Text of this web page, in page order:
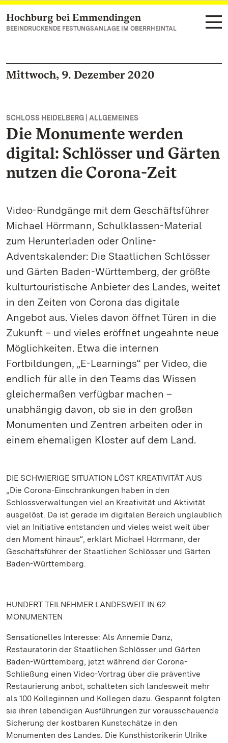
Zum Hauptinhalt springen
Hochburg bei Emmendingen
BEEINDRUCKENDE FESTUNGSANLAGE IM OBERRHEINTAL
Mittwoch, 9. Dezember 2020
SCHLOSS HEIDELBERG | ALLGEMEINES
Die Monumente werden
digital: Schlösser und Gärten
nutzen die Corona-Zeit
Video-Rundgänge mit dem Geschäftsführer
Michael Hörrmann, Schulklassen-Material
zum Herunterladen oder Online-
Adventskalender: Die Staatlichen Schlösser
und Gärten Baden-Württemberg, der größte
kulturtouristische Anbieter des Landes, weitet
in den Zeiten von Corona das digitale
Angebot aus. Vieles davon öffnet Türen in die
Zukunft – und vieles eröffnet ungeahnte neue
Möglichkeiten. Etwa die internen
Fortbildungen, „E-Learnings“ per Video, die
endlich für alle in den Teams das Wissen
gleichermaßen verfügbar machen –
unabhängig davon, ob sie in den großen
Monumenten und Zentren arbeiten oder in
einem ehemaligen Kloster auf dem Land.
DIE SCHWIERIGE SITUATION LÖST KREATIVITÄT AUS
„Die Corona-Einschränkungen haben in den
Schlossverwaltungen viel an Kreativität und Aktivität
ausgelöst. Da ist gerade im digitalen Bereich unglaublich
viel an Initiative entstanden und vieles weist weit über
den Moment hinaus“, erklärt Michael Hörrmann, der
Geschäftsführer der Staatlichen Schlösser und Gärten
Baden-Württemberg.
HUNDERT TEILNEHMER LANDESWEIT IN 62
MONUMENTEN
Sensationelles Interesse: Als Annemie Danz,
Restauratorin der Staatlichen Schlösser und Gärten
Baden-Württemberg, jetzt während der Corona-
Schließung einen Video-Vortrag über die präventive
Restaurierung anbot, schalteten sich landesweit mehr
als 100 Kolleginnen und Kollegen dazu. Gespannt folgten
sie ihren lebendigen Ausführungen zur vorausschauende
Sicherung der kostbaren Kunstschätze in den
Monumenten des Landes. Die Kunsthistorikerin Ulrike